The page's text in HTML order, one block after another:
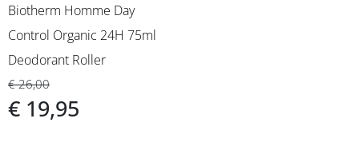
Biotherm Homme Day
Control Organic 24H 75ml
Deodorant Roller
€ 26,00
€ 19,95